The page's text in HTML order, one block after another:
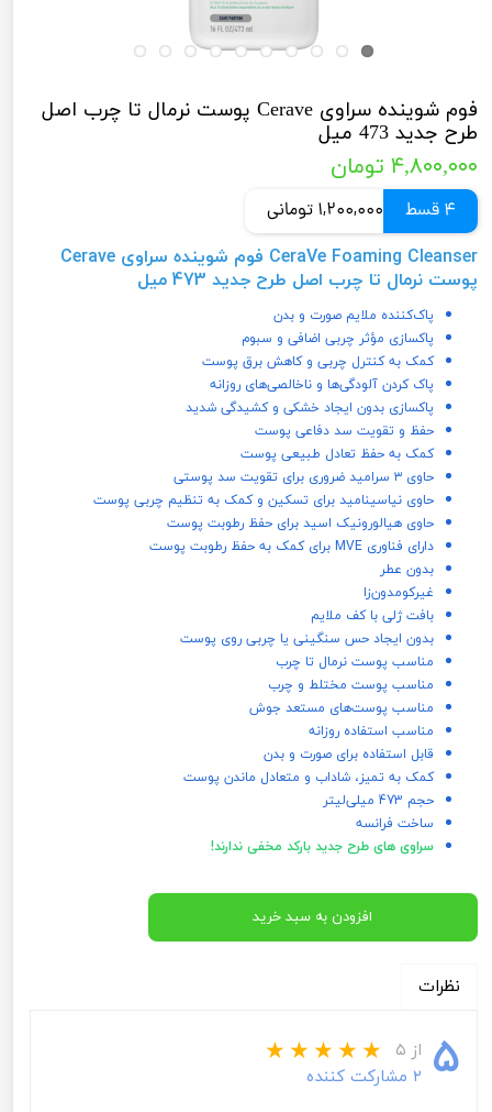
فوم شوینده سراوی Cerave پوست نرمال تا چرب اصل
طرح جدید 473 میل
۴,۸۰۰,۰۰۰ تومان
4 قسط 1,200,000 تومانی
CeraVe Foaming Cleanser فوم شوینده سراوی Cerave
پوست نرمال تا چرب اصل طرح جدید 473 میل
پاک‌کننده ملایم صورت و بدن
پاکسازی مؤثر چربی اضافی و سبوم
کمک به کنترل چربی و کاهش برق پوست
پاک کردن آلودگی‌ها و ناخالصی‌های روزانه
پاکسازی بدون ایجاد خشکی و کشیدگی شدید
حفظ و تقویت سد دفاعی پوست
کمک به حفظ تعادل طبیعی پوست
حاوی ۳ سرامید ضروری برای تقویت سد پوستی
حاوی نیاسینامید برای تسکین و کمک به تنظیم چربی پوست
حاوی هیالورونیک اسید برای حفظ رطوبت پوست
دارای فناوری MVE برای کمک به حفظ رطوبت پوست
بدون عطر
غیرکومدون‌زا
بافت ژلی با کف ملایم
بدون ایجاد حس سنگینی یا چربی روی پوست
مناسب پوست نرمال تا چرب
مناسب پوست مختلط و چرب
مناسب پوست‌های مستعد جوش
مناسب استفاده روزانه
قابل استفاده برای صورت و بدن
کمک به تمیز، شاداب و متعادل ماندن پوست
حجم 473 میلی‌لیتر
ساخت فرانسه
سراوی های طرح جدید بارکد مخفی ندارند!
افزودن به سبد خرید
نظرات
۵ از ۵
۲ مشارکت کننده